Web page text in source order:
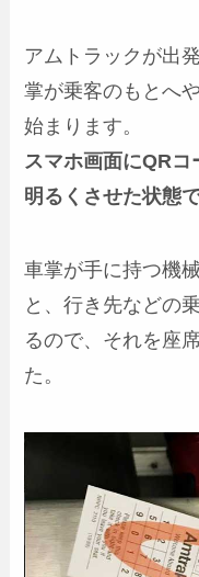
アムトラックが出
掌が乗客のもとへ
始まります。
スマホ画面にQR
明るくさせた状態で
車掌が手に持つ機
と、行き先などの
るので、それを座
た。